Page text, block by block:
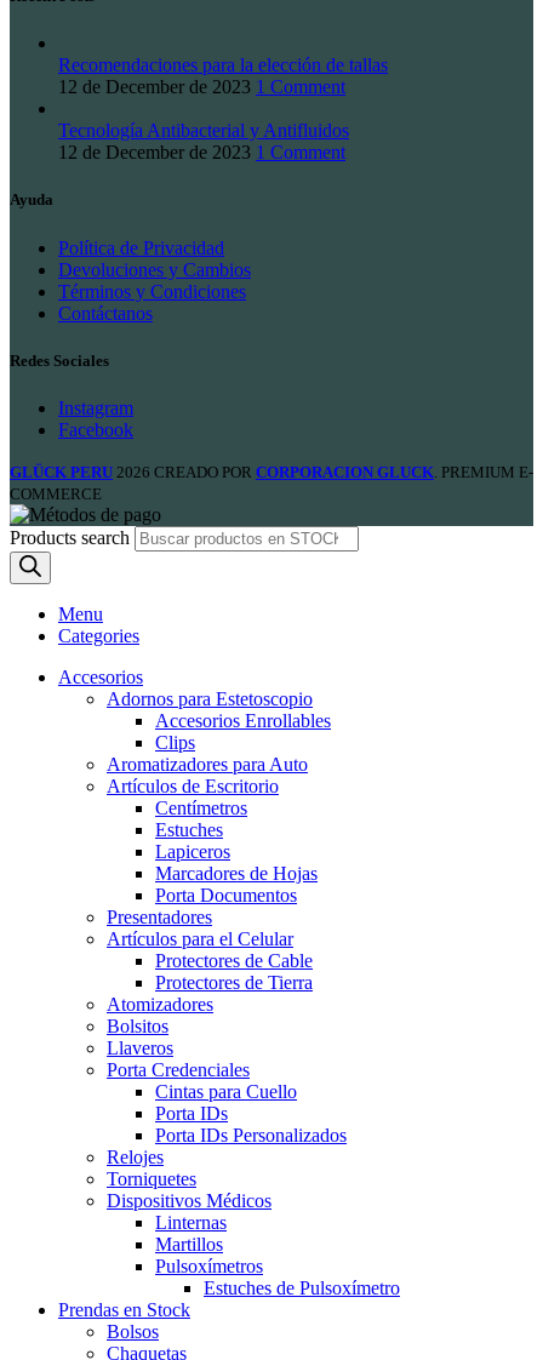
Recomendaciones para la elección de tallas
12 de December de 2023 1 Comment
Tecnología Antibacterial y Antifluidos
12 de December de 2023 1 Comment
Ayuda
Política de Privacidad
Devoluciones y Cambios
Términos y Condiciones
Contáctanos
Redes Sociales
Instagram
Facebook
GLÜCK PERU 2026 CREADO POR CORPORACION GLUCK . PREMIUM E-
COMMERCE
Products search
Menu
Categories
Accesorios
Adornos para Estetoscopio
Accesorios Enrollables
Clips
Aromatizadores para Auto
Artículos de Escritorio
Centímetros
Estuches
Lapiceros
Marcadores de Hojas
Porta Documentos
Presentadores
Artículos para el Celular
Protectores de Cable
Protectores de Tierra
Atomizadores
Bolsitos
Llaveros
Porta Credenciales
Cintas para Cuello
Porta IDs
Porta IDs Personalizados
Relojes
Torniquetes
Dispositivos Médicos
Linternas
Martillos
Pulsoxímetros
Estuches de Pulsoxímetro
Prendas en Stock
Bolsos
Chaquetas